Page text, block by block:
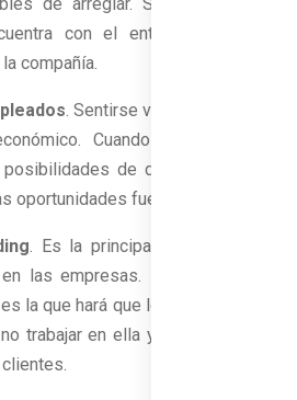
con el entorno deseado,
compañía.
. Sentirse valorado no solo
Cuando un empleado
de desarrollo en la
oportunidades fuera.
. Es la principal estrategia de
las empresas. La imagen que
la que hará que los trabajadores
trabajar en ella y no solo ellos,